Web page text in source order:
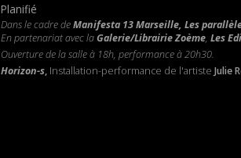
Planifié
Dans le cadre deManifesta 13 Marseille, Les
En partenariat avec laGalerie/Librairie Zoème, Les
Ouverture de la salle à 18h, performance à 20h30.
Horizon-s,Installation-performance de l'artiste Julie